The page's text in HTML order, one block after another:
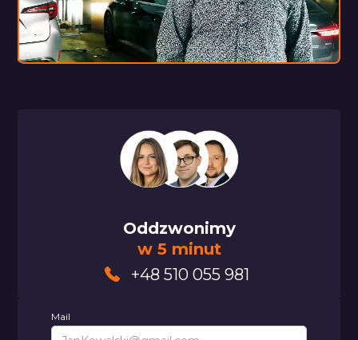
Oddzwonimy
w 5 minut
+48 510 055 981
Mail